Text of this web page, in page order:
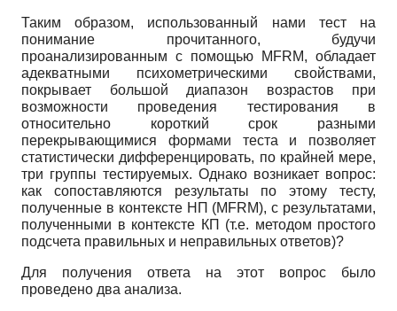
Таким образом, использованный нами тест на
понимание прочитанного, будучи
проанализированным с помощью
MFRM, обладает
адекватными психометрическими свойствами,
покрывает большой диапазон возрастов при
возможности проведения тестирования в
относительно короткий срок разными
перекрывающимися формами теста и позволяет
статистически дифференцировать, по крайней мере,
три группы тестируемых. Однако возникает вопрос:
как сопоставляются результаты по этому тесту,
полученные в контексте НП (MFRM),с результатами,
полученными в контексте КП (т.е. методом простого
подсчета правильных и неправильных ответов)?
Для получения ответа на этот вопрос было
проведено два анализа.